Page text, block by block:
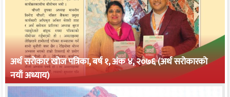
अर्थ सरोकार खोज पत्रिका, बर्ष १, अंक ४, २०७६ (अर्थ सरोकारको
नयाँ अध्याय)